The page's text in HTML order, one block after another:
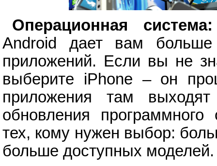
Операционная система:
Android дает вам
приложений. Если вы не
выберите iPhone – он
приложения там
обновления
тех, кому нужен выбор:
больше доступных моделей.